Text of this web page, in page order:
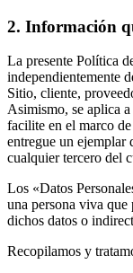
2. Información
La presente Política
independientemente
Sitio, cliente,
Asimismo, se aplica
facilite en el marco
entregue un ejemplar
cualquier tercero del
Los «Datos
una persona viva que
dichos datos o
Recopilamos y